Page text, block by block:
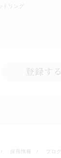
トリング
登録する
採用情報 ブログ